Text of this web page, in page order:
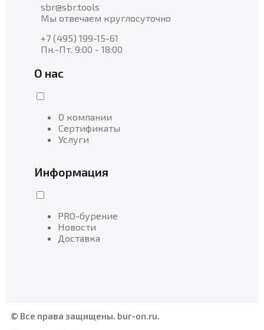
sbr@sbr.tools
Мы отвечаем круглосуточно
+7 (495) 199-15-61
Пн.-Пт. 9:00 - 18:00
О нас
О компании
Сертификаты
Услуги
Информация
PRO-бурение
Новости
Доставка
© Все права защищены. bur-on.ru.